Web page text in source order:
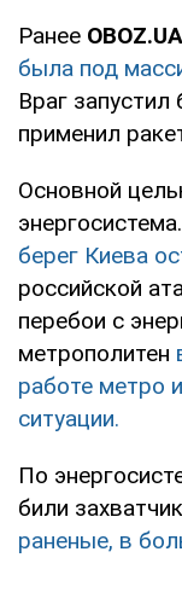
Ранее
была под
Враг
применил
Основной
берег Киева
российской
перебои с
метрополитен
работе метро
ситуации.
По
били
раненые, в